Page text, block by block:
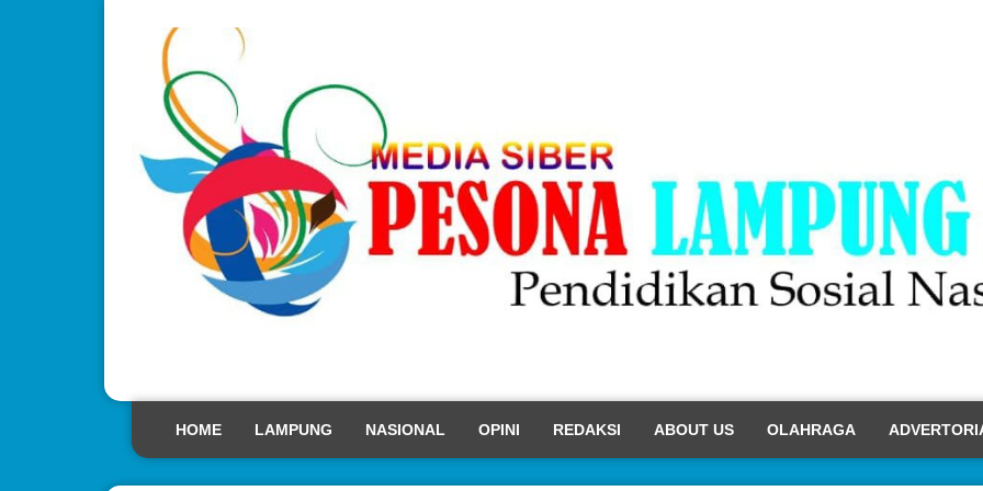
HOME LAMPUNG NASIONAL OPINI REDAKSI ABOUT US OLAHRAGA